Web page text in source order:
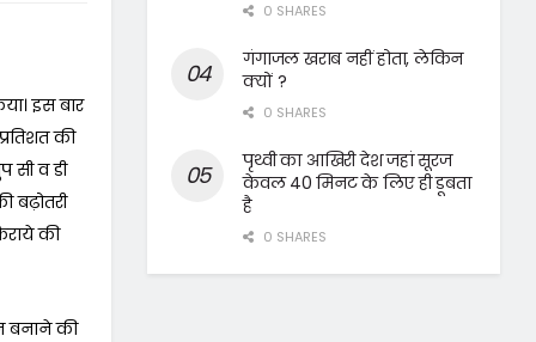
इस बार
की
सी व डी
बढ़ोतरी
की
बनाने की
0 SHARES
गंगाजल खराब नहीं होता, लेकिन
क्यों ?
0 SHARES
पृथ्वी का आखिरी देश जहां सूरज
केवल 40 मिनट के लिए ही डूबता
है
0 SHARES